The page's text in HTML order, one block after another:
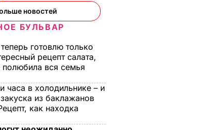
новостей
БУЛЬВАР
готовлю только
рецепт салата,
полюбила вся семья
часа в холодильнике – и
из баклажанов
как находка